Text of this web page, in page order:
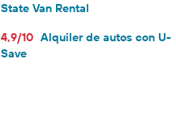
State Van Rental
4,9/10 Alquiler de autos con U-
Save